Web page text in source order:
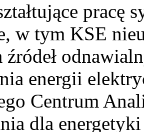
pracę
w tym KSE
źródeł
energii
Centrum
dla